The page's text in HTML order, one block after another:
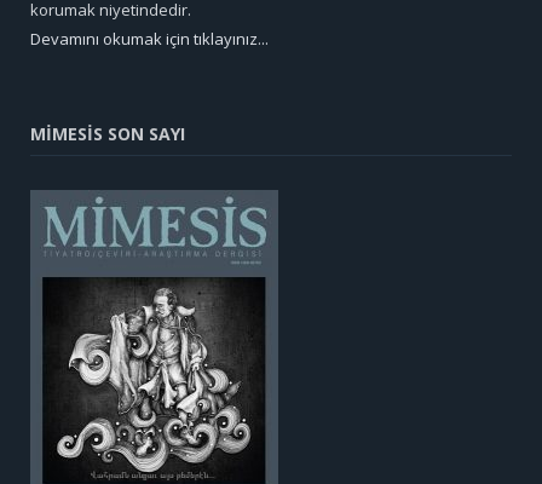
korumak niyetindedir.
Devamını okumak için tıklayınız...
MİMESİS SON SAYI